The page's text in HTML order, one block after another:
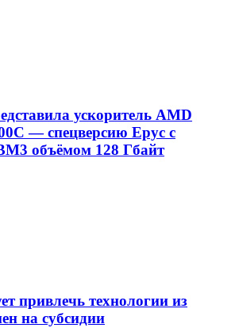
ускоритель AMD
— спецверсию Epyc с
объёмом 128 Гбайт
привлечь технологии из
на субсидии